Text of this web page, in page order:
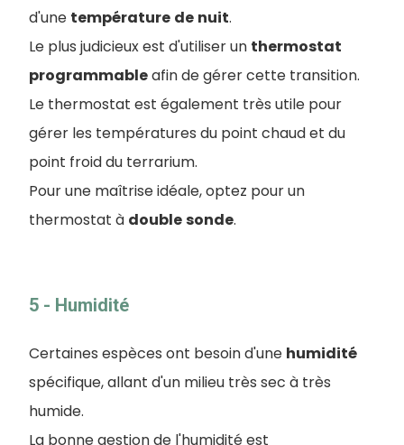
d'une température de nuit.
Le plus judicieux est d'utiliser un thermostat
programmableafin de gérer cette transition.
Le thermostat est également très utile pour
gérer les températures du point chaud et du
point froid du terrarium.
Pour une maîtrise idéale, optez pour un
thermostat à doublesonde.
5 - Humidité
Certaines espèces ont besoin d'une humidité
spécifique, allant d'un milieu très sec à très
humide.
La bonne gestion de l'humidité est